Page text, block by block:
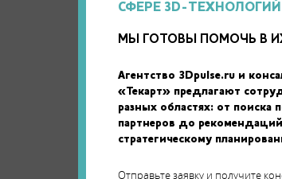
СФЕРЕ 3D-
МЫ ГОТОВЫ ПОМОЧЬ В
Агентство 3Dpulse.ru и
«Текарт» предлагают
разных областях: от поиска
партнеров до
стратегическому
Отправьте заявку и получите